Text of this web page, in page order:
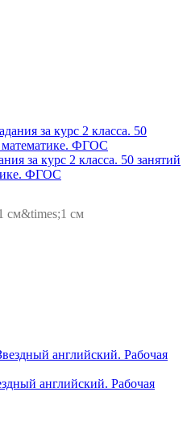
за курс 2 класса. 50 занятий
ФГОС
см&times;1 см
английский. Рабочая